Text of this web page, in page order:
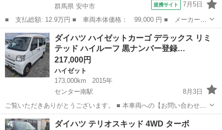
群馬県 安中市
提携サイト 7月5日
■ 支払総額: 12.9万円 ■ 車両本体価格： 99,000 円 ■ メーカー
名： ダイハツ ■ 車種名： ソニカ ■ グレード名： ＲＳ 保証
付 ターボキーレスエントリー 運転席エアバック Ｓキー ベンチ
Ｓ ＡＢＳ ア...
群馬 安中市 ソニカ
ダイハツ ハイゼットカーゴ デラックス リミ
テッド ハイルーフ 黒ナンバー登録…
217,000円
ハイゼット
173,000km
2015年
センター南駅
8月3日
ご覧いただきありがとうございます。 ■ 本車両への【お問い合わせ】
【無料お見積り】【在庫確認】は、お気軽にご連絡ください。 ■ 本車
両以外にも、「ジモティー」にておすすめの中古車を多数掲載してお
神奈川 横浜市 センター南駅 ハイゼット 車両
ダイハツ テリオスキッド 4WD ターボ